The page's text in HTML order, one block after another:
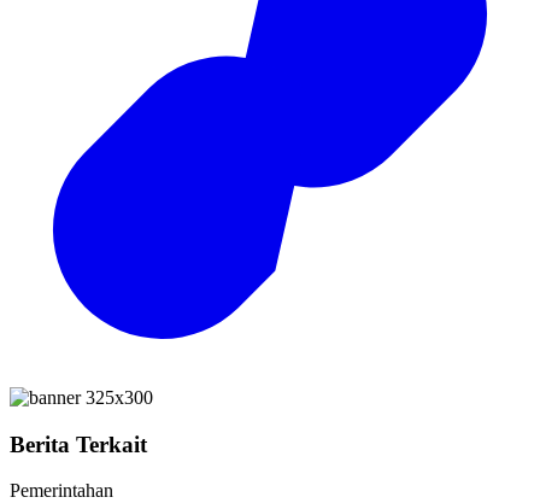
Berita Terkait
Pemerintahan